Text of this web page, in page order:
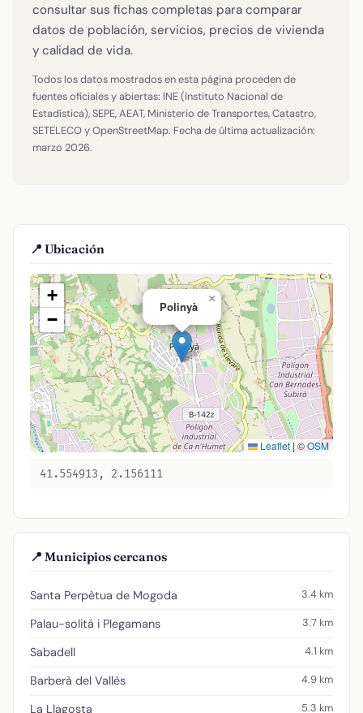
consultar sus fichas completas para comparar
datos de población, servicios, precios de vivienda
y calidad de vida.
Todos los datos mostrados en esta página proceden de
fuentes oficiales y abiertas: INE (Instituto Nacional de
Estadística), SEPE, AEAT, Ministerio de Transportes, Catastro,
SETELECO y OpenStreetMap. Fecha de última actualización:
marzo 2026.
📍 Ubicación
Polinyà
×
+
−
Leaflet |©OSM
41.554913, 2.156111
📍 Municipios cercanos
Santa Perpètua de Mogoda 3.4 km
Palau-solità i Plegamans 3.7 km
Sabadell 4.1 km
Barberà del Vallès 4.9 km
La Llagosta 5.3 km